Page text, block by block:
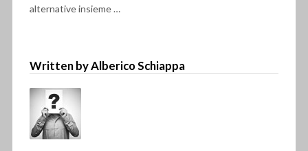
alternative insieme …
Written by Alberico Schiappa